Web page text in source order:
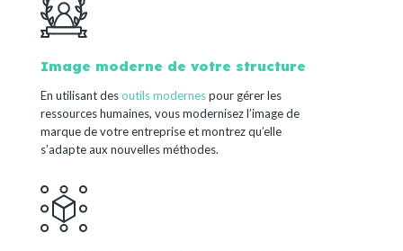
Image moderne de votre structure
En utilisant desoutils modernespour gérer les
ressources humaines, vous modernisez l’image de
marque de votre entreprise et montrez qu’elle
s’adapte aux nouvelles méthodes.